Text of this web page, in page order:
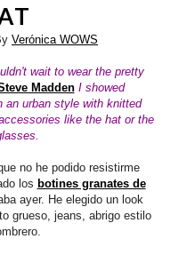
Verónica WOWS
wait to wear the pretty
MaddenI showed
an urban style with knitted
like the hat or the
no he podido resistirme
los botines granates de
ayer. He elegido un look
grueso, jeans, abrigo estilo